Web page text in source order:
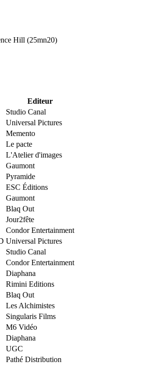
Hill (25mn20)
Editeur
Studio Canal
Universal Pictures
Memento
Le pacte
L'Atelier d'images
Gaumont
Pyramide
ESC Éditions
Gaumont
Blaq Out
Jour2fête
Condor Entertainment
Universal Pictures
Studio Canal
Condor Entertainment
Diaphana
Rimini Editions
Blaq Out
Les Alchimistes
Singularis Films
M6 Vidéo
Diaphana
UGC
Pathé Distribution